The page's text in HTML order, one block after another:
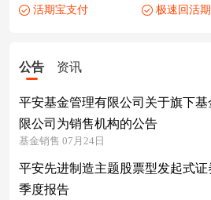
活期宝支付 极速回活
公告 资讯
平安基金管理有限公司关于旗下
限公司为销售机构的公告
基金销售 07月24日
平安先进制造主题股票型发起式证
季度报告